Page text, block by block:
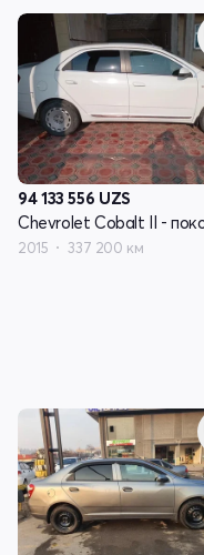
94 133 556 UZS
2015 337 200 км